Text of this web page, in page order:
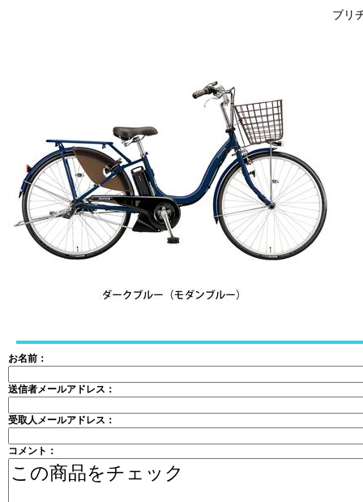
ブリ
お名前：
送信者メールアドレス：
受取人メールアドレス：
コメント：